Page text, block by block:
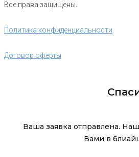
Все права защищены.
Политика конфиденциальности
Договор оферты
Ваша заявка отправлена.
Вами в